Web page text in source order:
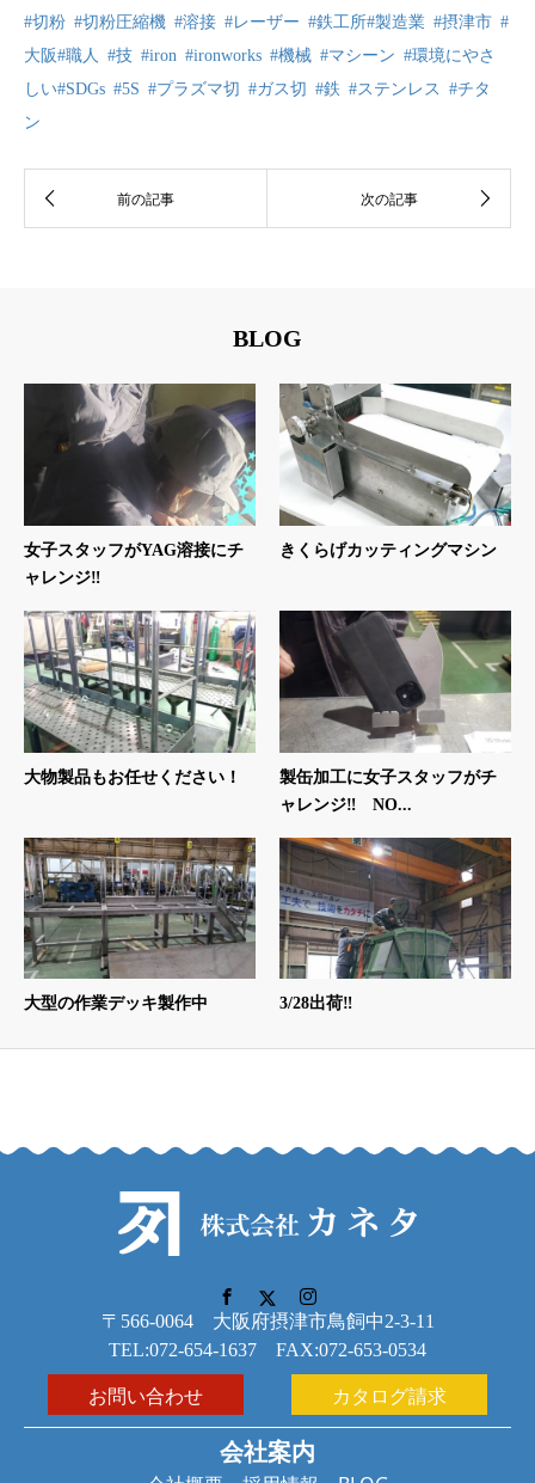
#切粉 #切粉圧縮機 #溶接 #レーザー #鉄工所#製造業 #摂津市 #
大阪#職人 #技 #iron #ironworks #機械 #マシーン #環境にやさ
しい#SDGs #5S #プラズマ切 #ガス切 #鉄 #ステンレス
#チタ
ン
BLOG
女子スタッフがYAG溶接にチ
ャレンジ‼
きくらげカッティングマシン
大物製品もお任せください！
製缶加工に女子スタッフがチ
ャレンジ‼ NO...
大型の作業デッキ製作中 3/28出荷‼
〒566-0064 大阪府摂津市鳥飼中2-3-11
TEL:072-654-1637 FAX:072-653-0534
お問い合わせ カタログ請求
会社案内